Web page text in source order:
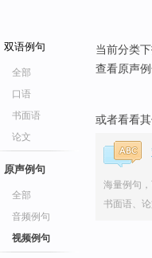
双语例句
全部
口语
书面语
论文
原声例句
全部
音频例句
视频例句
当前分类
查看原声
或者看看其
海量例句，
书面语、论